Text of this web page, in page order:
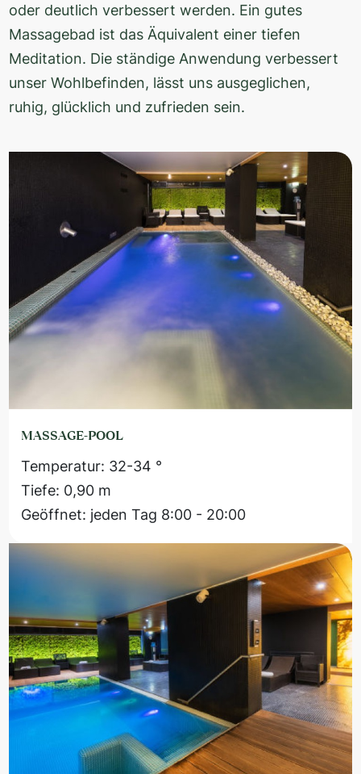
oder deutlich verbessert werden. Ein gutes
Massagebad ist das Äquivalent einer tiefen
Meditation. Die ständige Anwendung verbessert
unser Wohlbefinden, lässt uns ausgeglichen,
ruhig, glücklich und zufrieden sein.
MASSAGE-POOL
Temperatur: 32-34 °
Tiefe: 0,90 m
Geöffnet: jeden Tag 8:00 - 20:00